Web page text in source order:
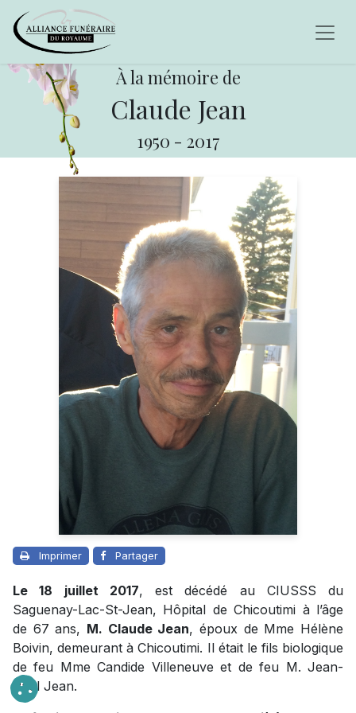
À la mémoire de
Claude Jean
1950 - 2017
Imprimer Partager
Le 18 juillet 2017, est décédé au CIUSSS du
Saguenay-Lac-St-Jean, Hôpital de Chicoutimi à l’âge
de 67 ans, M. Claude Jean, époux de Mme Hélène
Boivin, demeurant à Chicoutimi. Il était le fils biologique
de feu Mme Candide Villeneuve et de feu M. Jean-
Paul Jean.